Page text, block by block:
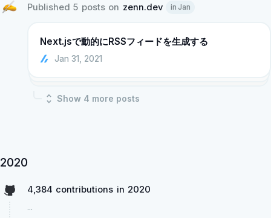
Published 5 posts on zenn.dev in Jan
Next.jsで動的にRSSフィードを生成する
Jan 31, 2021
Show 4 more posts
2020
4,384 contributions in 2020
...